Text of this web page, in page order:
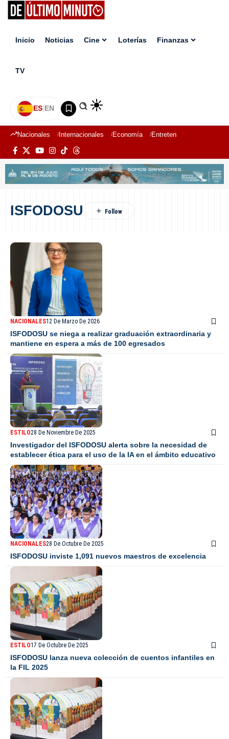
Inicio Noticias Cine Loterías Finanzas
TV
ES|EN
Nacionales Internacionales Economía Entretenimiento
ISFODOSU
NACIONALES12 De Marzo De 2026
ISFODOSU se niega a realizar graduación extraordinaria y
mantiene en espera a más de 100 egresados
ESTILO28 De Noviembre De 2025
Investigador del ISFODOSU alerta sobre la necesidad de
establecer ética para el uso de la IA en el ámbito educativo
NACIONALES28 De Octubre De 2025
ISFODOSU inviste 1,091 nuevos maestros de excelencia
ESTILO17 De Octubre De 2025
ISFODOSU lanza nueva colección de cuentos infantiles en
la FIL 2025